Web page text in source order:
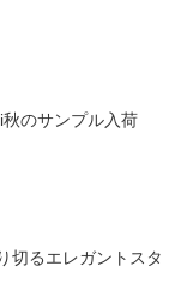
秋のサンプル入荷
切るエレガントスタ